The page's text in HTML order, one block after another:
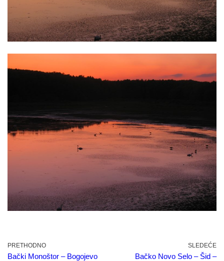
PRETHODNO
Bački Monoštor – Bogojevo
SLEDEĆE
Bačko Novo Selo – Šid –